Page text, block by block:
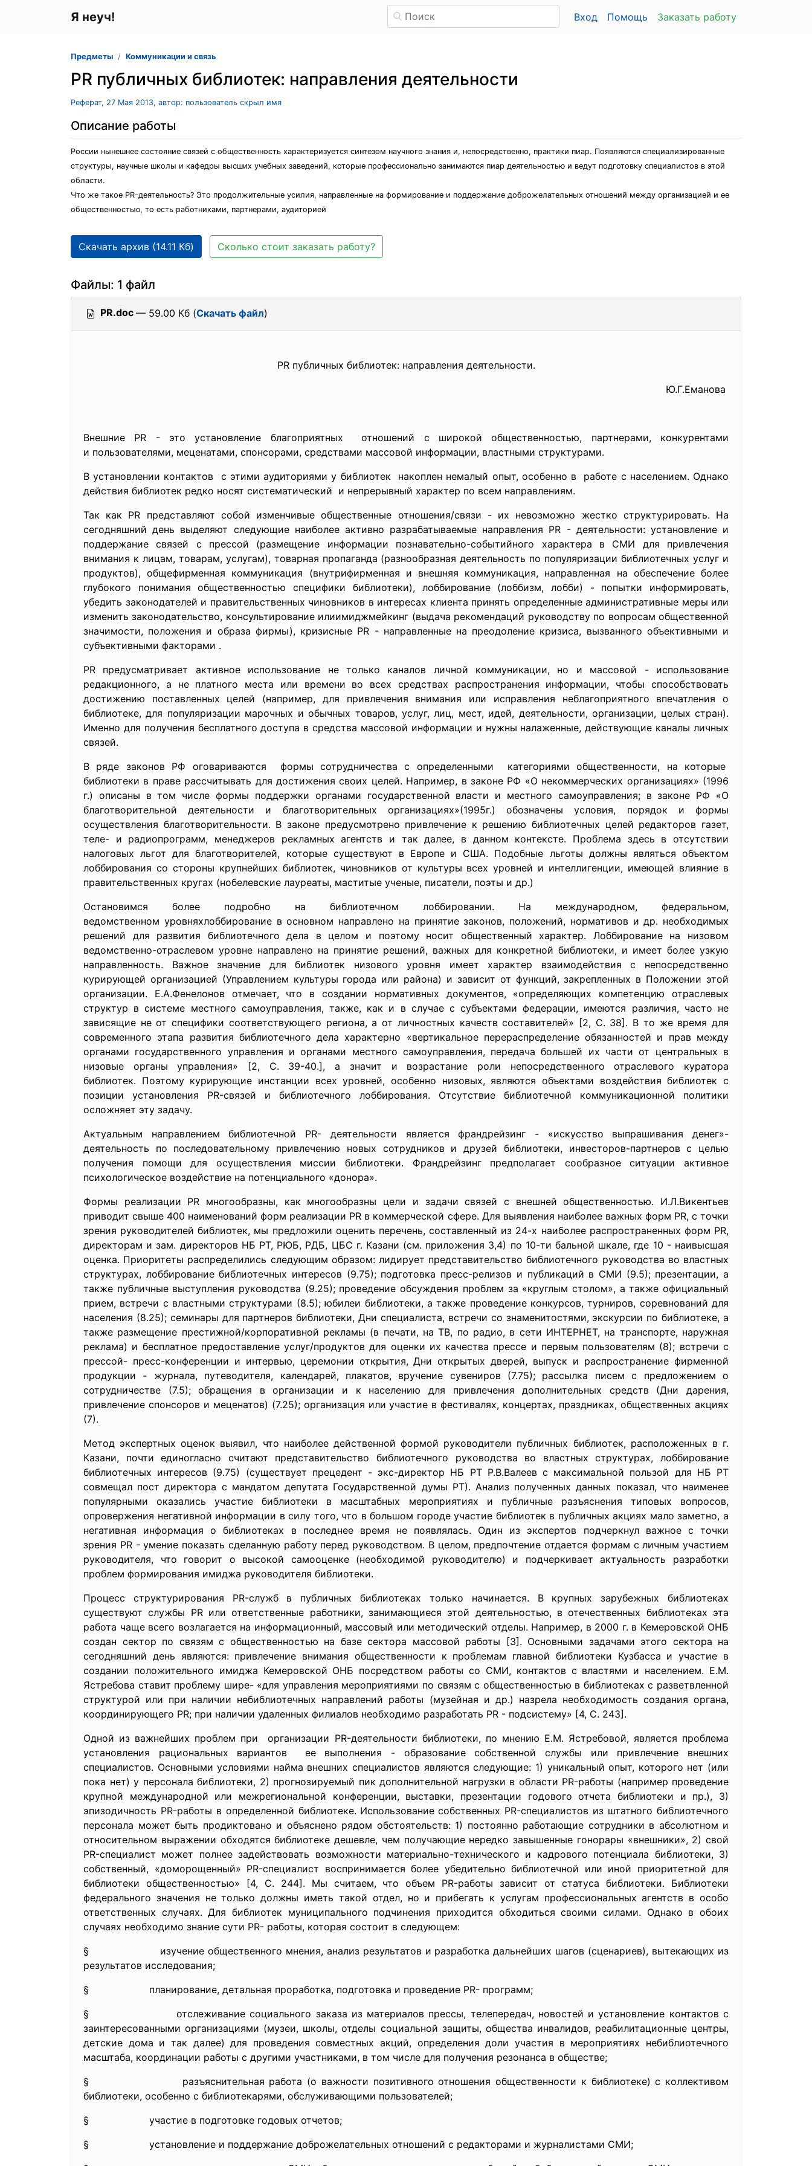
Я неуч! Вход Помощь Заказать работу
Предметы Коммуникации и связь
PR публичных библиотек: направления деятельности
Реферат, 27 Мая 2013, автор: пользователь скрыл имя
Описание работы
России нынешнее состояние связей с общественность характеризуется синтезом научного знания и, непосредственно, практики пиар. Появляются специализированные
структуры, научные школы и кафедры высших учебных заведений, которые профессионально занимаются пиар деятельностью и ведут подготовку специалистов в этой
области.
Что же такое PR-деятельность? Это продолжительные усилия, направленные на формирование и поддержание доброжелательных отношений между организацией и ее
общественностью, то есть работниками, партнерами, аудиторией
Скачать архив (14.11 Кб) Сколько стоит заказать работу?
Файлы: 1 файл
PR.doc — 59.00 Кб (Скачать файл)
PR публичных библиотек: направления деятельности.
Ю.Г.Еманова
Внешние PR - это установление благоприятных отношений с широкойобщественностью, партнерами, конкурентами
и пользователями, меценатами, спонсорами, средствами массовой информации, властными структурами.
В установлении контактов с этими аудиториями у библиотек накоплен немалый опыт, особенно в работе с населением. Однако
действия библиотек редко носят систематический и непрерывный характер по всем направлениям.
Так как PR представляют собой изменчивые общественные отношения/связи - их невозможно жестко структурировать. На
сегодняшний день выделяют следующие наиболее активно разрабатываемые направления PR - деятельности: установление и
поддержание связей с прессой (размещение информации познавательно-событийного характера в СМИ для привлечения
внимания к лицам, товарам, услугам), товарная пропаганда (разнообразная деятельность по популяризации библиотечных услуг и
продуктов), общефирменная коммуникация (внутрифирменная и внешняя коммуникация, направленная на обеспечение более
глубокого понимания общественностью специфики библиотеки), лоббирование (лоббизм, лобби) - попытки информировать,
убедить законодателей и правительственных чиновников в интересах клиента принять определенные административные меры или
изменить законодательство, консультирование илиимиджмейкинг (выдача рекомендаций руководству по вопросам общественной
значимости, положения и образа фирмы), кризисные PR - направленные на преодоление кризиса, вызванного объективными и
субъективными факторами .
PR предусматривает активное использование не только каналов личной коммуникации, но и массовой - использование
редакционного, а не платного места или времени во всех средствах распространения информации, чтобы способствовать
достижению поставленных целей (например, для привлечения внимания или исправления неблагоприятного впечатления о
библиотеке, для популяризации марочных и обычных товаров, услуг, лиц, мест, идей, деятельности, организации, целых стран).
Именно для получения бесплатного доступа в средства массовой информации и нужны налаженные, действующие каналы личных
связей.
В ряде законов РФ оговариваются формы сотрудничества с определенными категориями общественности, на которые
библиотеки в праве рассчитывать для достижения своих целей. Например, в законе РФ «О некоммерческих организациях» (1996
г.) описаны в том числе формы поддержки органами государственной власти и местного самоуправления; в законе РФ «О
благотворительной деятельности и благотворительных организациях»(1995г.) обозначены условия, порядок и формы
осуществления благотворительности. В законе предусмотрено привлечение к решению библиотечных целей редакторов газет,
теле- и радиопрограмм, менеджеров рекламных агентств и так далее, в данном контексте. Проблема здесь в отсутствии
налоговых льгот для благотворителей, которые существуют в Европе и США. Подобные льготы должны являться объектом
лоббирования со стороны крупнейших библиотек, чиновников от культуры всех уровней и интеллигенции, имеющей влияние в
правительственных кругах (нобелевские лауреаты, маститые ученые, писатели, поэты и др.)
Остановимся более подробно на библиотечном лоббировании. На международном, федеральном,
ведомственном уровняхлоббирование в основном направлено на принятие законов, положений, нормативов и др. необходимых
решений для развития библиотечного дела в целом и поэтому носит общественный характер. Лоббирование на низовом
ведомственно-отраслевом уровне направлено на принятие решений, важных для конкретной библиотеки, и имеет более узкую
направленность. Важное значение для библиотек низового уровня имеет характер взаимодействия с непосредственно
курирующей организацией (Управлением культуры города или района) и зависит от функций, закрепленных в Положении этой
организации. Е.А.Фенелонов отмечает, что в создании нормативных документов, «определяющих компетенцию отраслевых
структур в системе местного самоуправления, также, как и в случае с субъектами федерации, имеются различия, часто не
зависящие не от специфики соответствующего региона, а от личностных качеств составителей» [2, С. 38]. В то же время для
современного этапа развития библиотечного дела характерно «вертикальное перераспределение обязанностей и прав между
органами государственного управления и органами местного самоуправления, передача большей их части от центральных в
низовые органы управления» [2, С. 39-40.], а значит и возрастание роли непосредственного отраслевого куратора
библиотек. Поэтому курирующие инстанции всех уровней, особенно низовых, являются объектами воздействия библиотек с
позиции установления PR-связей и библиотечного лоббирования. Отсутствие библиотечной коммуникационной политики
осложняет эту задачу.
Актуальным направлением библиотечной PR- деятельности является франдрейзинг - «искусство выпрашивания денег»-
деятельность по последовательному привлечению новых сотрудников и друзей библиотеки, инвесторов-партнеров с целью
получения помощи для осуществления миссии библиотеки. Франдрейзинг предполагает сообразное ситуации активное
психологическое воздействие на потенциального «донора».
Формы реализации PR многообразны, как многообразны цели и задачи связей с внешней общественностью. И.Л.Викентьев
приводит свыше 400 наименований форм реализации PR в коммерческой сфере. Для выявления наиболее важных форм PR, с точки
зрения руководителей библиотек, мы предложили оценить перечень, составленный из 24-х наиболее распространенных форм PR,
директорам и зам. директоров НБ РТ, РЮБ, РДБ, ЦБС г. Казани (см. приложения 3,4) по 10-ти бальной шкале, где 10 - наивысшая
оценка. Приоритеты распределились следующим образом: лидирует представительство библиотечного руководства во властных
структурах, лоббирование библиотечных интересов (9.75); подготовка пресс-релизов и публикаций в СМИ (9.5); презентации, а
также публичные выступления руководства (9.25); проведение обсуждения проблем за «круглым столом», а также официальный
прием, встречи с властными структурами (8.5); юбилеи библиотеки, а также проведение конкурсов, турниров, соревнований для
населения (8.25); семинары для партнеров библиотеки, Дни специалиста, встречи со знаменитостями, экскурсии по библиотеке, а
также размещение престижной/корпоративной рекламы (в печати, на ТВ, по радио, в сети ИНТЕРНЕТ, на транспорте, наружная
реклама) и бесплатное предоставление услуг/продуктов для оценки их качества прессе и первым пользователям (8); встречи с
прессой- пресс-конференции и интервью, церемонии открытия, Дни открытых дверей, выпуск и распространение фирменной
продукции - журнала, путеводителя, календарей, плакатов, вручение сувениров (7.75); рассылка писем с предложением о
сотрудничестве (7.5); обращения в организации и к населению для привлечения дополнительных средств (Дни дарения,
привлечение спонсоров и меценатов) (7.25); организация или участие в фестивалях, концертах, праздниках, общественных акциях
(7).
Метод экспертных оценок выявил, что наиболее действенной формой руководители публичных библиотек, расположенных в г.
Казани, почти единогласно считают представительство библиотечного руководства во властных структурах, лоббирование
библиотечных интересов (9.75) (существует прецедент - экс-директор НБ РТ Р.В.Валеев с максимальной пользой для НБ РТ
совмещал пост директора с мандатом депутата Государственной думы РТ). Анализ полученных данных показал, что наименее
популярными оказались участие библиотеки в масштабных мероприятиях и публичные разъяснения типовых вопросов,
опровержения негативной информации в силу того, что в большом городе участие библиотек в публичных акциях мало заметно, а
негативная информация о библиотеках в последнее время не появлялась. Один из экспертов подчеркнул важное с точки
зрения PR - умение показать сделанную работу перед руководством. В целом, предпочтение отдается формам с личным участием
руководителя, что говорит о высокой самооценке (необходимой руководителю) и подчеркивает актуальность разработки
проблем формирования имиджа руководителя библиотеки.
Процесс структурирования PR-служб в публичных библиотеках только начинается. В крупных зарубежных библиотеках
существуют службы PR или ответственные работники, занимающиеся этой деятельностью, в отечественных библиотеках эта
работа чаще всего возлагается на информационный, массовый или методический отделы. Например, в 2000 г. в Кемеровской ОНБ
создан сектор по связям с общественностью на базе сектора массовой работы [3]. Основными задачами этого сектора на
сегодняшний день являются: привлечение внимания общественности к проблемам главной библиотеки Кузбасса и участие в
создании положительного имиджа Кемеровской ОНБ посредством работы со СМИ, контактов с властями и населением. Е.М.
Ястребова ставит проблему шире- «для управления мероприятиями по связям с общественностью в библиотеках с разветвленной
структурой или при наличии небиблиотечных направлений работы (музейная и др.) назрела необходимость создания органа,
координирующего PR; при наличии удаленных филиалов необходимо разработать PR - подсистему» [4, С. 243].
Одной из важнейших проблем при организации PR-деятельности библиотеки, по мнению Е.М. Ястребовой, является проблема
установления рациональных вариантов ее выполнения - образование собственной службы или привлечение внешних
специалистов. Основными условиями найма внешних специалистов являются следующие: 1) уникальный опыт, которого нет (или
пока нет) у персонала библиотеки, 2) прогнозируемый пик дополнительной нагрузки в области PR-работы (например проведение
крупной международной или межрегиональной конференции, выставки, презентации годового отчета библиотеки и пр.), 3)
эпизодичность PR-работы в определенной библиотеке. Использование собственных PR-специалистов из штатного библиотечного
персонала может быть продиктовано и объяснено рядом обстоятельств: 1) постоянно работающие сотрудники в абсолютном и
относительном выражении обходятся библиотеке дешевле, чем получающие нередко завышенные гонорары «внешники», 2) свой
PR-специалист может полнее задействовать возможности материально-технического и кадрового потенциала библиотеки, 3)
собственный, «доморощенный» PR-специалист воспринимается более убедительно библиотечной или иной приоритетной для
библиотеки общественностью» [4, С. 244]. Мы считаем, что объем PR-работы зависит от статуса библиотеки. Библиотеки
федерального значения не только должны иметь такой отдел, но и прибегать к услугам профессиональных агентств в особо
ответственных случаях. Для библиотек муниципального подчинения приходится обходиться своими силами. Однако в обоих
случаях необходимо знание сути PR- работы, которая состоит в следующем:
§ изучение общественного мнения, анализ результатов и разработка дальнейших шагов (сценариев), вытекающих из
результатов исследования;
§ планирование, детальная проработка, подготовка и проведение PR- программ;
§ отслеживание социального заказа из материалов прессы, телепередач, новостей и установление контактов с
заинтересованными организациями (музеи, школы, отделы социальной защиты, общества инвалидов, реабилитационные центры,
детские дома и так далее) для проведения совместных акций, определения доли участия в мероприятиях небиблиотечного
масштаба, координации работы с другими участниками, в том числе для получения резонанса в обществе;
§ разъяснительная работа (о важности позитивного отношения общественности к библиотеке) с коллективом
библиотеки, особенно с библиотекарями, обслуживающими пользователей;
§ участие в подготовке годовых отчетов;
§ установление и поддержание доброжелательных отношений с редакторами и журналистами СМИ;